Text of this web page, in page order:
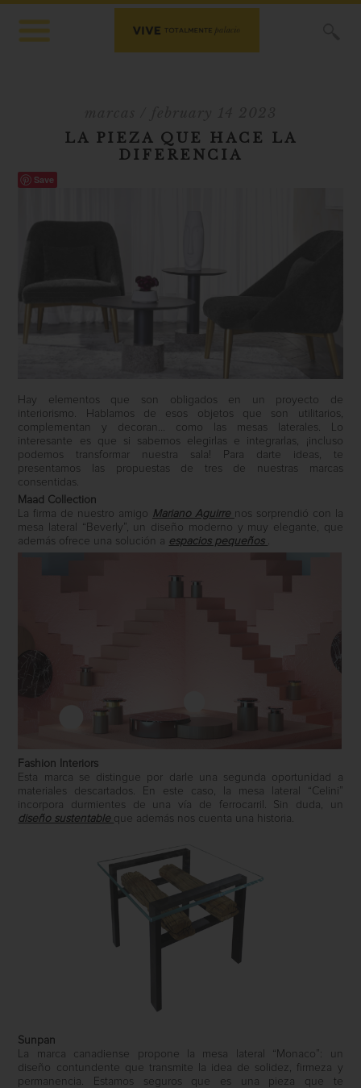
LA PIEZA QUE HACE LA
DIFERENCIA
Save
Hay elementos que son obligados en un proyecto de
interiorismo. Hablamos de esos objetos que son utilitarios,
complementan y decoran… como las mesas laterales. Lo
interesante es que si sabemos elegirlas e integrarlas, ¡incluso
podemos transformar nuestra sala! Para darte ideas, te
presentamos las propuestas de tres de nuestras marcas
consentidas.
Maad Collection
La firma de nuestro amigo Mariano Aguirre nos sorprendió con la
mesa lateral “Beverly”, un diseño moderno y muy elegante, que
además ofrece una solución a espacios pequeños .
Fashion Interiors
Esta marca se distingue por darle una segunda oportunidad a
materiales descartados. En este caso, la mesa lateral “Celini”
incorpora durmientes de una vía de ferrocarril. Sin duda, un
diseño sustentable que además nos cuenta una historia.
Sunpan
La marca canadiense propone la mesa lateral “Monaco”: un
diseño contundente que transmite la idea de solidez, firmeza y
permanencia. Estamos seguros que es una pieza que te